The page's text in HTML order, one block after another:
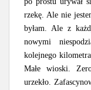
rzekę. Ale nie
byłam. Ale z
nowymi
kolejnego
Małe wioski.
urzekło.